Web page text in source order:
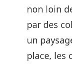
non loin
par des
un
place, les